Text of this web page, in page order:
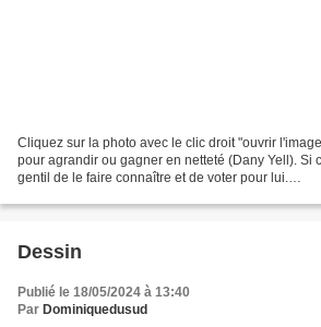
Cliquez sur la photo avec le clic droit "ouvrir
pour agrandir ou gagner en netteté (Dany Yell). Si
gentil de le faire connaître et de voter pour lui.
Dessin
Publié le 18/05/2024 à 13:40
Par Dominiquedusud